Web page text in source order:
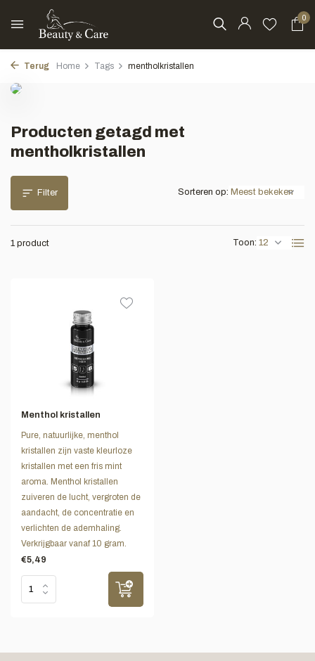
0
Terug Home Tags mentholkristallen
Producten getagd met
mentholkristallen
Filter
1 product Toon:
Sorteren op:
Menthol kristallen
Pure, natuurlijke, menthol
kristallen zijn vaste kleurloze
kristallen met een fris mint
aroma. Menthol kristallen
zuiveren de lucht, vergroten de
aandacht, de concentratie en
verlichten de ademhaling.
Verkrijgbaar vanaf 10 gram.
€5,49